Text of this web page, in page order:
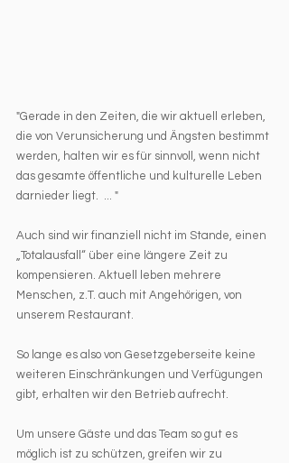
"Gerade in den Zeiten, die wir aktuell erleben,
die von Verunsicherung und Ängsten bestimmt
werden, halten wir es für sinnvoll, wenn nicht
das gesamte öffentliche und kulturelle Leben
darnieder liegt.  ... "
Auch sind wir finanziell nicht im Stande, einen
„Totalausfall“ über eine längere Zeit zu
kompensieren. Aktuell leben mehrere
Menschen, z.T. auch mit Angehörigen, von
unserem Restaurant.
So lange es also von Gesetzgeberseite keine
weiteren Einschränkungen und Verfügungen
gibt, erhalten wir den Betrieb aufrecht.
Um unsere Gäste und das Team so gut es
möglich ist zu schützen, greifen wir zu